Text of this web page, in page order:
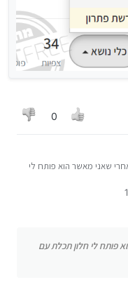
0
שאני מאשר הוא פותח לי
פותח לי חלון תכלת עם